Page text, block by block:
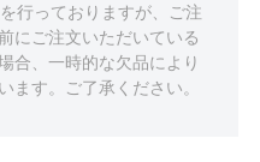
行っておりますが、ご注
にご注文いただいている
合、一時的な欠品により
ます。ご了承ください。